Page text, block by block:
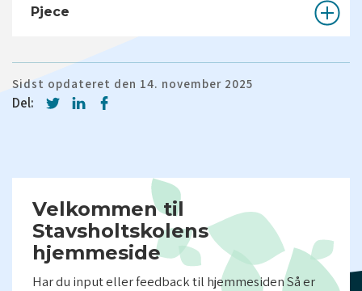
Pjece
Sidst opdateret den 14. november 2025
Del:
Velkommen til
Stavsholtskolens
hjemmeside
Har du input eller feedback til hjemmesiden Så er